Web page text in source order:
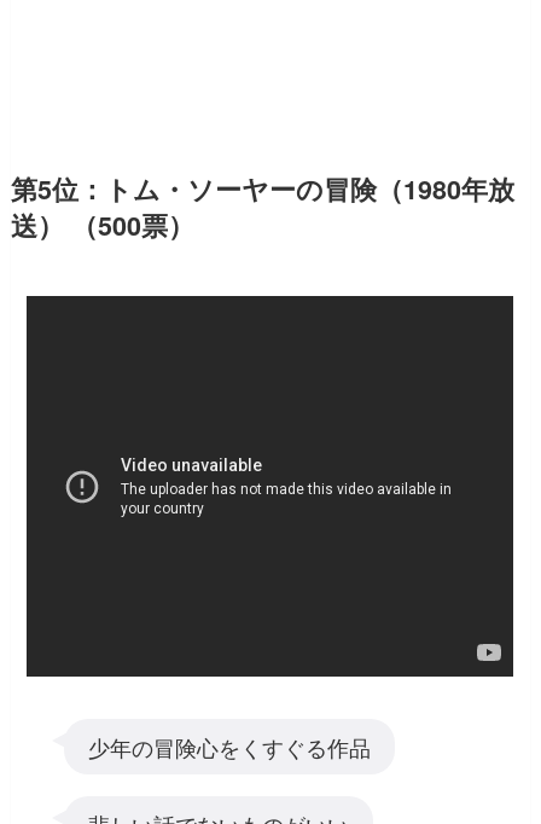
第5位：トム・ソーヤーの冒険（1980年放
送） （500票）
少年の冒険心をくすぐる作品